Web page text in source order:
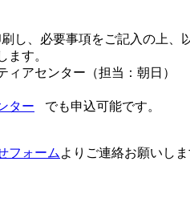
刷し、必要事項をご記入の上、
ます。
アセンター（担当：朝日）
ター でも申込可能です。
フォーム よりご連絡お願いし